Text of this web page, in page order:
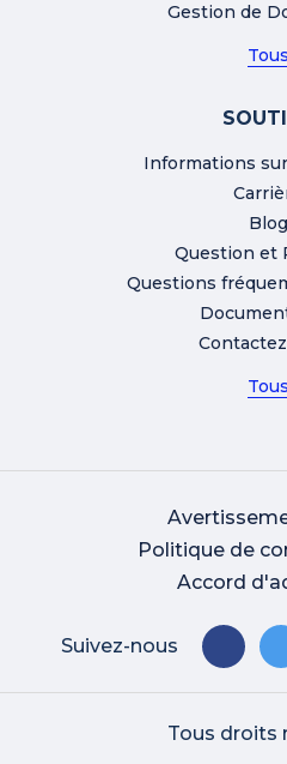
Gestion de
Tous
Informations
Blog
Question et
Questions
Tous
Politique de
Accord
Suivez-nous
Tous droits